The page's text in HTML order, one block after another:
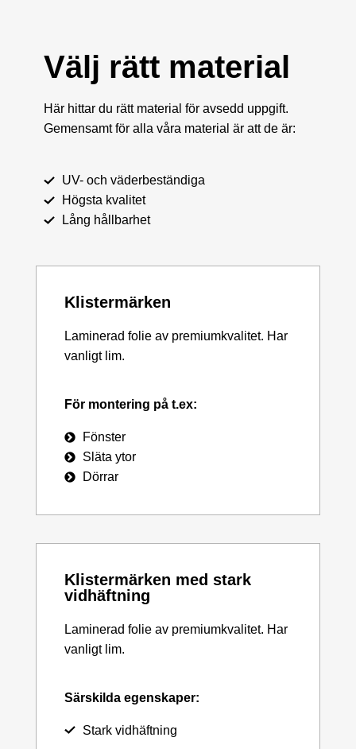
Välj rätt material
Här hittar du rätt material för avsedd uppgift.
Gemensamt för alla våra material är att de är:
UV- och väderbeständiga
Högsta kvalitet
Lång hållbarhet
Klistermärken
Laminerad folie av premiumkvalitet. Har
vanligt lim.
För montering på t.ex:
Fönster
Släta ytor
Dörrar
Klistermärken med stark
vidhäftning
Laminerad folie av premiumkvalitet. Har
vanligt lim.
Särskilda egenskaper:
Stark vidhäftning